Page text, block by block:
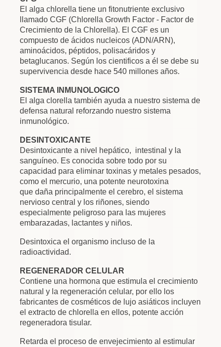
El alga chlorella tiene un fitonutriente exclusivo
llamado CGF (Chlorella Growth Factor - Factor de
Crecimiento de la Chlorella). El CGF es un
compuesto de ácidos nucleicos (ADN/ARN),
aminoácidos, péptidos, polisacáridos y
betaglucanos. Según los cientificos a él se debe su
supervivencia desde hace 540 millones años.
SISTEMA INMUNOLOGICO
El alga clorella también ayuda a nuestro sistema de
defensa natural reforzando nuestro sistema
inmunológico.
DESINTOXICANTE
Desintoxicante a nivel hepático, intestinal y la
sanguíneo. Es conocida sobre todo por su
capacidad para eliminar toxinas y metales pesados,
como el mercurio, una potente neurotoxina
quedaña principalmente el cerebro, el sistema
nervioso central y los riñones, siendo
especialmente peligroso para las mujeres
embarazadas, lactantes y niños.
Desintoxica el organismo incluso de la
radioactividad.
REGENERADOR CELULAR
Contiene una hormona que estimula el crecimiento
natural y la regeneración celular, por ello los
fabricantes de cosméticos de lujo asiáticos incluyen
el extracto de chlorella en ellos, potente acción
regeneradora tisular.
Retarda el proceso de envejecimiento al estimular